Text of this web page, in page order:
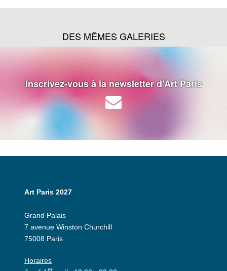
DES MÊMES GALERIES
Inscrivez-vous à la newsletter d’Art Paris
Art Paris 2027
Grand Palais
7 avenue Winston Churchill
75008 Paris
Horaires
er